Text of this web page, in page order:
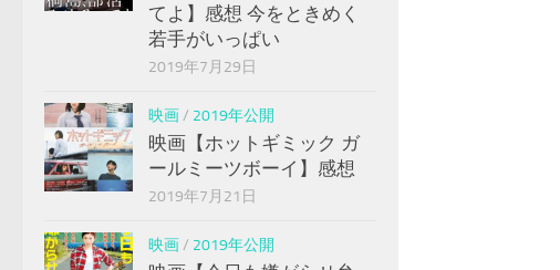
てよ】感想 今をときめく
若手がいっぱい
2019年7月29日
映画/ 2019年公開
映画【ホットギミック ガ
ールミーツボーイ】感想
2019年7月21日
映画/ 2019年公開